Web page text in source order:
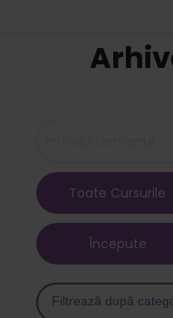
Toate Cursurile
Începute
Filtrează după